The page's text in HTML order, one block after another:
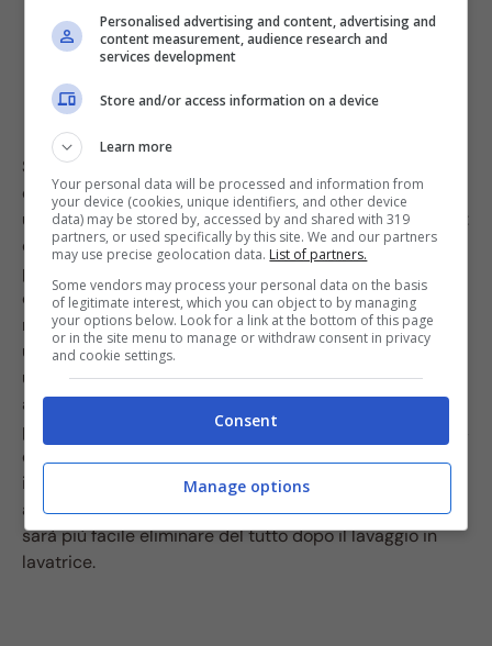
Se ci stiamo imbattendo in una macchia sul vestito
difficile da rimuovere quello che possiamo fare è
utilizzare zucchero ed aceto per formare una pasta :
quindi in un bicchiere aggiungiamo lo zucchero ed un
po’ alla volta uniamo in parti uguali l’aceto e l’acqua
calda. Ne aggiungiamo un po’ alla volta perché
mescolando si dovrà formare un composto simile ad
una pasta che non avremo difficoltà a prelevare. Quindi
una volta ottenuta una ‘pasta’ provvediamo ad
applicarla sulla macchia in questione e lasciamo agire
per un’oretta circa. Dopodiché trascorso questo tempo,
eliminiamo i residui del composto e laviamo in lavatrice
il vestito incriminato. Il composto di zucchero, acqua ed
aceto avrà rimosso gran parte della macchia che ora
sarà più facile eliminare del tutto dopo il lavaggio in
lavatrice.
Personalised advertising and content, advertising and
content measurement, audience research and
services development
Store and/or access information on a device
Learn more
Your personal data will be processed and information from
your device (cookies, unique identifiers, and other device
data) may be stored by, accessed by and shared with 319
partners, or used specifically by this site. We and our partners
may use precise geolocation data. List of partners.
Some vendors may process your personal data on the basis
of legitimate interest, which you can object to by managing
your options below. Look for a link at the bottom of this page
or in the site menu to manage or withdraw consent in privacy
and cookie settings.
Consent
Manage options